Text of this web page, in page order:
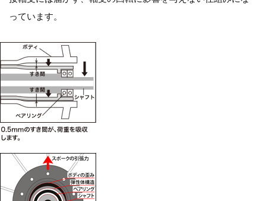
っています。